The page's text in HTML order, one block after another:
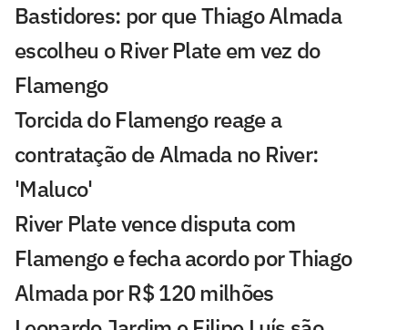
Bastidores: por que Thiago Almada
escolheu o River Plate em vez do
Flamengo
Torcida do Flamengo reage a
contratação de Almada no River:
'Maluco'
River Plate vence disputa com
Flamengo e fecha acordo por Thiago
Almada por R$ 120 milhões